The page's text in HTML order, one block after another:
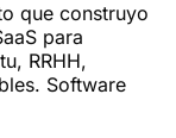
que construyo
para
RRHH,
Software